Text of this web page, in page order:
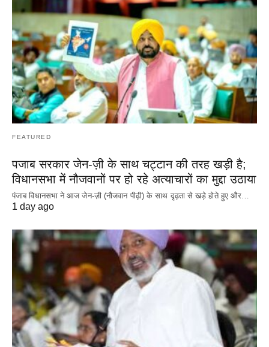
FEATURED
पजाब सरकार जेन-ज़ी के साथ चट्टान की तरह खड़ी है;
विधानसभा में नौजवानों पर हो रहे अत्याचारों का मुद्दा उठाया
पंजाब विधानसभा ने आज जेन-ज़ी (नौजवान पीढ़ी) के साथ दृढ़ता से खड़े होते हुए और…
1 day ago